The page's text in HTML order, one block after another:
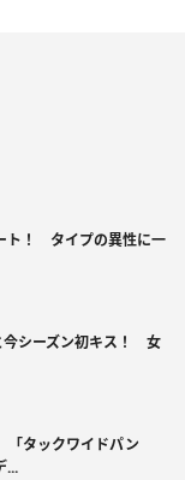
ト！ タイプの異性に一
今シーズン初キス！ 女
タックワイドパン
...